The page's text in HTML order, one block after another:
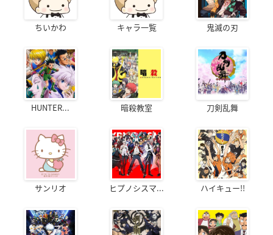
ちいかわ キャラ一覧 鬼滅の刃
HUNTER... 暗殺教室 刀剣乱舞
サンリオ ヒプノシスマ... ハイキュー!!